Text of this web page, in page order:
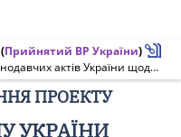
(Прийнятий ВР України)
Про внесення змін до деяких законодавчих актів України щодо розвитку фінансової інклюзії в Україні